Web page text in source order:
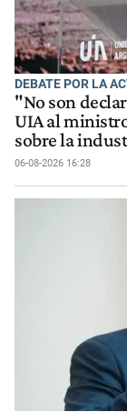
DEBATE POR LA
"No son
UIA al
sobre la
06-08-2026 16:28